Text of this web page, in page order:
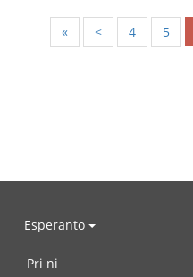
« < 4 5
Esperanto
Pri ni